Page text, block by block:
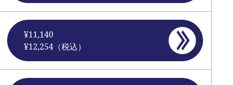
¥11,140
¥12,254（税込）